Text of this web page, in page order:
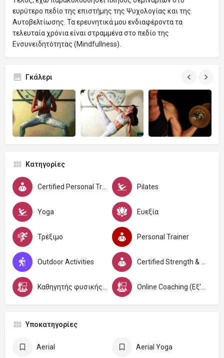
ευρύτερο πεδίο της επιστήμης της Ψυχολογίας και της
Αυτοβελτίωσης. Τα ερευνητικά μου ενδιαφέροντα τα
τελευταία χρόνια είναι στραμμένα στο πεδίο της
Ενσυνειδητότητας (Mindfullness).
Γκάλερι
Κατηγορίες
Certified Personal Trainer C.P.T. Pilates
Yoga Ευεξία
Τρέξιμο Personal Trainer
Outdoor Activities Certified Strength & Conditioning specialists C.S.C.S.
Καθηγητής φυσικής αγωγής και αθλητισμού Online Coaching (Εξ'Αποστάσεως)
Υποκατηγορίες
Aerial Aerial Yoga